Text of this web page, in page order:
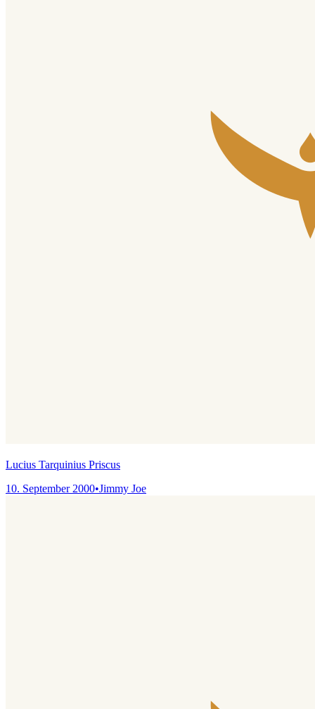
Lucius Tarquinius Priscus
10. September 2000•Jimmy Joe